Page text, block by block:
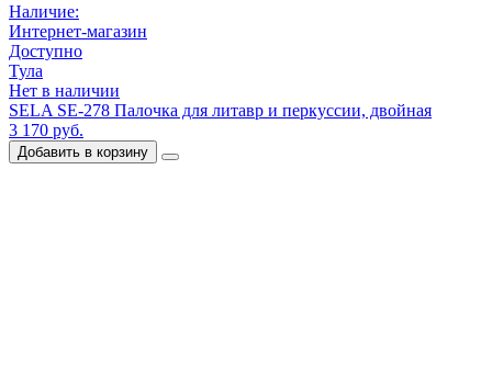
Наличие:
Интернет-магазин
Доступно
Тула
Нет в наличии
SELA SE-278 Палочка для литавр и перкуссии, двойная
3 170 руб.
Добавить в корзину